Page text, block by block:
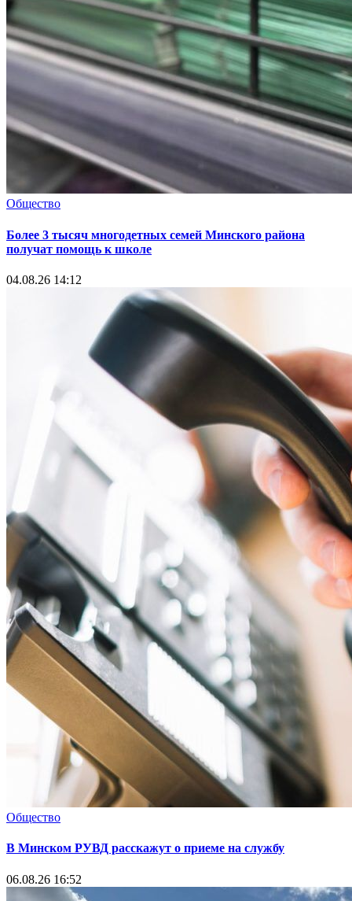
Общество
Более 3 тысяч многодетных семей Минского района
получат помощь к школе
04.08.26 14:12
Общество
В Минском РУВД расскажут о приеме на службу
06.08.26 16:52